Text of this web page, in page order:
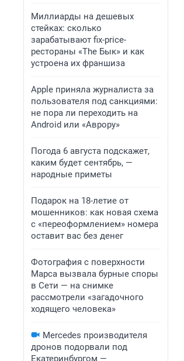
Миллиарды на дешевых
стейках: сколько
зарабатывают fix-price-
рестораны «The Бык» и как
устроена их франшиза
Apple приняла журналиста за
пользователя под санкциями:
не пора ли переходить на
Android или «Аврору»
Погода 6 августа подскажет,
каким будет сентябрь, —
народные приметы
Подарок на 18-летие от
мошенников: как новая схема
с «переоформлением» номера
оставит вас без денег
Фотография с поверхности
Марса вызвала бурные споры
в Сети — на снимке
рассмотрели «загадочного
ходящего человека»
Mercedes производителя
дронов подорвали под
Екатеринбургом —